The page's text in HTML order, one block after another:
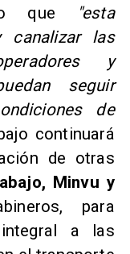
que "esta
canalizar las
y
seguir
de
continuará
de otras
Minvu y
para
a las